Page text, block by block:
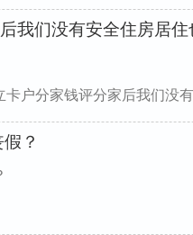
我们没有安全住房居
户分家钱评分家后我们没
？